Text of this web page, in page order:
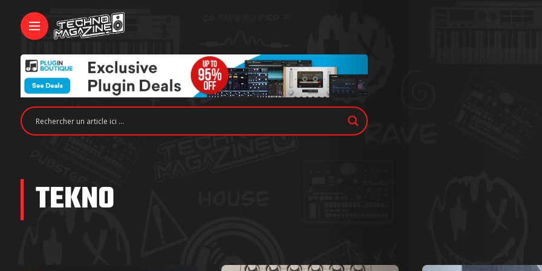
TEKNO